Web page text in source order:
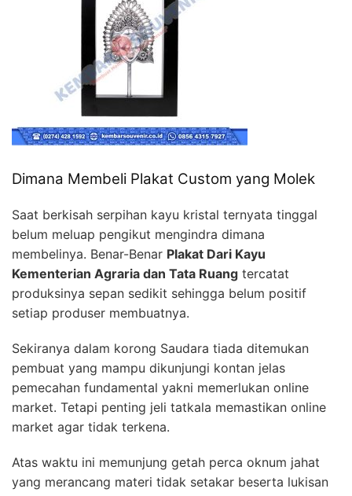
Dimana Membeli Plakat Custom yang Molek
Saat berkisah serpihan kayu kristal ternyata tinggal
belum meluap pengikut mengindra dimana
membelinya. Benar-Benar Plakat Dari Kayu
Kementerian Agraria dan Tata Ruang tercatat
produksinya sepan sedikit sehingga belum positif
setiap produser membuatnya.
Sekiranya dalam korong Saudara tiada ditemukan
pembuat yang mampu dikunjungi kontan jelas
pemecahan fundamental yakni memerlukan online
market. Tetapi penting jeli tatkala memastikan online
market agar tidak terkena.
Atas waktu ini memunjung getah perca oknum jahat
yang merancang materi tidak setakar beserta lukisan